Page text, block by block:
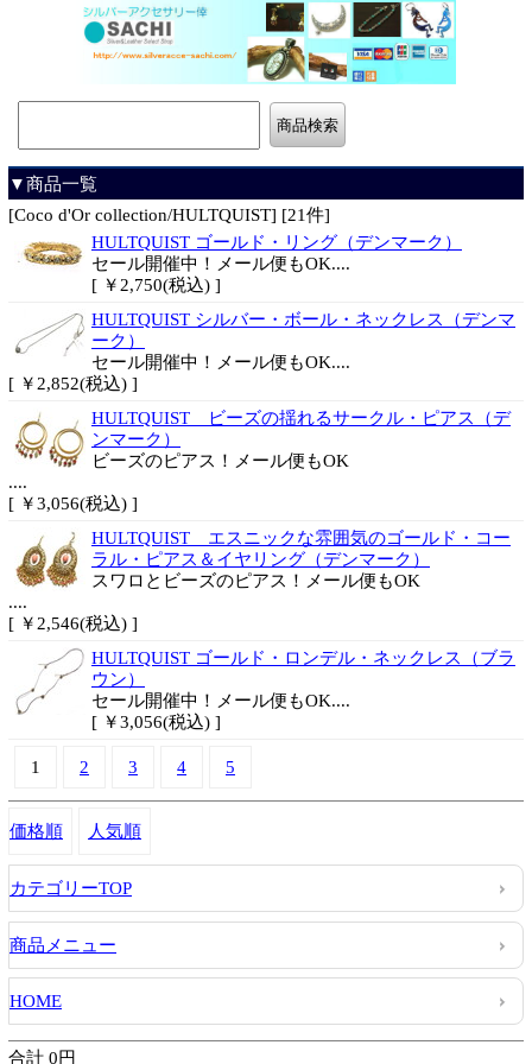
▼商品一覧
[Coco d'Or collection/HULTQUIST] [21件]
HULTQUIST ゴールド・リング（デンマーク）
セール開催中！メール便もOK....
[ ￥2,750(税込) ]
HULTQUIST シルバー・ボール・ネックレス（デンマ
ーク）
セール開催中！メール便もOK....
[ ￥2,852(税込) ]
HULTQUIST ビーズの揺れるサークル・ピアス（デ
ンマーク）
ビーズのピアス！メール便もOK
....
[ ￥3,056(税込) ]
HULTQUIST エスニックな雰囲気のゴールド・コー
ラル・ピアス＆イヤリング（デンマーク）
スワロとビーズのピアス！メール便もOK
....
[ ￥2,546(税込) ]
HULTQUIST ゴールド・ロンデル・ネックレス（ブラ
ウン）
セール開催中！メール便もOK....
[ ￥3,056(税込) ]
1 2 3 4 5
価格順 人気順
カテゴリーTOP
商品メニュー
HOME
合計 0円